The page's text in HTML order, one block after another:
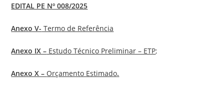
EDITAL PE Nº 008/2025
Anexo V- Termo de Referência
Anexo IX – Estudo Técnico Preliminar – ETP;
Anexo X – Orçamento Estimado.